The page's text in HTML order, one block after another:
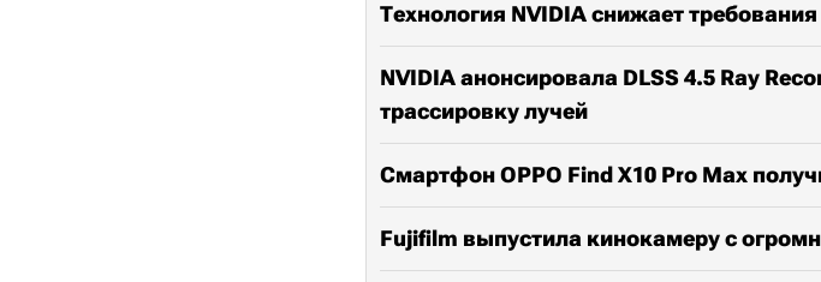
Технология NVIDIA снижает
NVIDIA анонсировала DLSS 4.5 Ray
трассировку лучей
Смартфон OPPO Find X10 Pro Max
Fujifilm выпустила кинокамеру с